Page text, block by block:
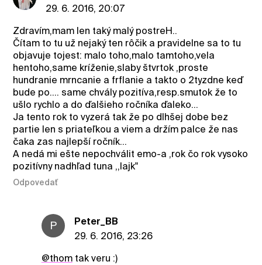
29. 6. 2016, 20:07
Zdravím,mam len taký malý postreH..
Čítam to tu už nejaký ten rôčik a pravidelne sa to tu
objavuje tojest: malo toho,malo tamtoho,vela
hentoho,same kríženie,slaby štvrtok ,proste
hundranie mrncanie a frflanie a takto o 2tyzdne keď
bude po.... same chvály pozitíva,resp.smutok že to
ušlo rychlo a do ďalšieho ročníka ďaleko...
Ja tento rok to vyzerá tak že po dlhšej dobe bez
partie len s priateľkou a viem a držím palce že nas
čaka zas najlepší ročník...
A nedá mi ešte nepochválit emo-a ,rok čo rok vysoko
pozitívny nadhľad tuna ,,lajk"
Odpovedať
P
Peter_BB
29. 6. 2016, 23:26
@thomtak veru :)